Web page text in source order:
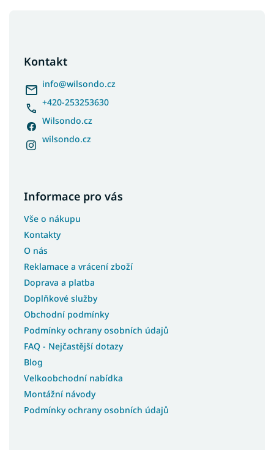
Kontakt
info@wilsondo.cz
+420-253253630
Wilsondo.cz
wilsondo.cz
Informace pro vás
Vše o nákupu
Kontakty
O nás
Reklamace a vrácení zboží
Doprava a platba
Doplňkové služby
Obchodní podmínky
Podmínky ochrany osobních údajů
FAQ - Nejčastější dotazy
Blog
Velkoobchodní nabídka
Montážní návody
Podmínky ochrany osobních údajů